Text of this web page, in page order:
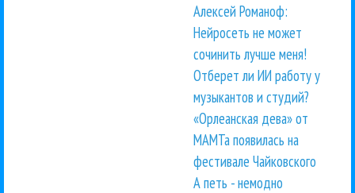
Алексей Романоф:
Нейросеть не может
сочинить лучше меня!
Отберет ли ИИ работу у
музыкантов и студий?
«Орлеанская дева» от
МАМТа появилась на
фестивале Чайковского
А петь - немодно